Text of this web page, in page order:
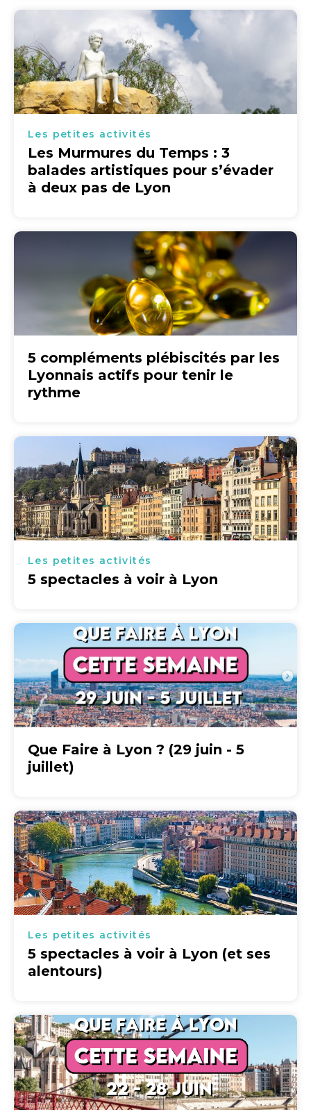
Les petites activités
Les Murmures du Temps : 3
balades artistiques pour s’évader
à deux pas de Lyon
5 compléments plébiscités par les
Lyonnais actifs pour tenir le
rythme
Les petites activités
5 spectacles à voir à Lyon
Que Faire à Lyon ? (29 juin - 5
juillet)
Les petites activités
5 spectacles à voir à Lyon (et ses
alentours)